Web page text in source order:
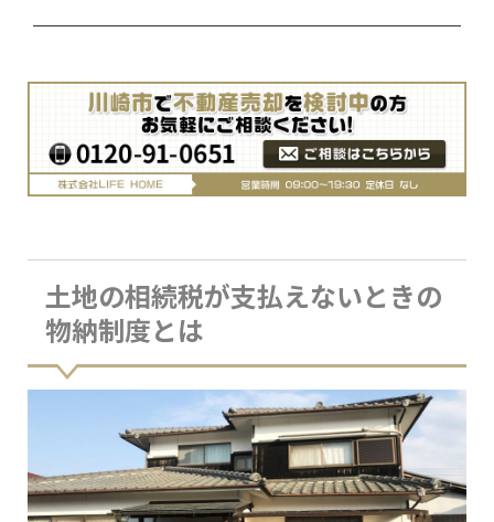
土地の相続税が支払えないときの
物納制度とは